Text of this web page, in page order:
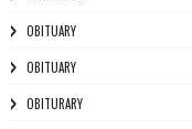
OBITUARY
OBITUARY
OBITURARY